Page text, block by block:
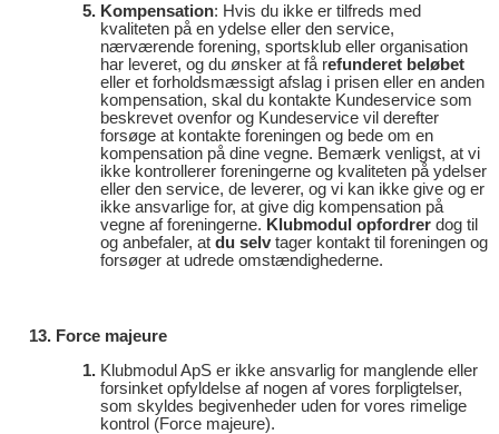
Kompensation: Hvis du ikke er tilfreds med
kvaliteten på en ydelse eller den service,
nærværende forening, sportsklub eller organisation
har leveret, og du ønsker at få refunderet beløbet
eller et forholdsmæssigt afslag i prisen eller en anden
kompensation, skal du kontakte Kundeservice som
beskrevet ovenfor og Kundeservice vil derefter
forsøge at kontakte foreningen og bede om en
kompensation på dine vegne. Bemærk venligst, at vi
ikke kontrollerer foreningerne og kvaliteten på ydelser
eller den service, de leverer, og vi kan ikke give og er
ikke ansvarlige for, at give dig kompensation på
vegne af foreningerne. Klubmodul opfordrer dog til
og anbefaler, at du selv tager kontakt til foreningen og
forsøger at udrede omstændighederne.
Force majeure
Klubmodul ApS er ikke ansvarlig for manglende eller
forsinket opfyldelse af nogen af vores forpligtelser,
som skyldes begivenheder uden for vores rimelige
kontrol (Force majeure).